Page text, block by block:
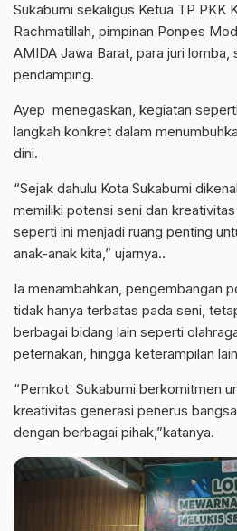
Sukabumi sekaligus Ketua TP PKK
Rachmatillah, pimpinan Ponpes
AMIDA Jawa Barat, para juri
pendamping.
Ayep menegaskan, kegiatan
langkah konkret dalam
dini.
“Sejak dahulu Kota Sukabumi
memiliki potensi seni dan
seperti ini menjadi ruang penting
anak-anak kita,” ujarnya..
Ia menambahkan, pengembangan
tidak hanya terbatas pada seni,
berbagai bidang lain seperti
peternakan, hingga keterampilan
“Pemkot Sukabumi berkomitmen
kreativitas generasi penerus
dengan berbagai pihak,”katanya.